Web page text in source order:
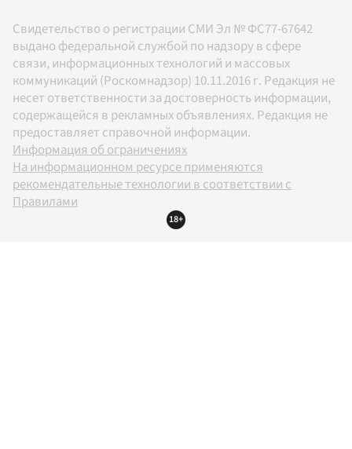
Свидетельство о регистрации СМИ Эл № ФС77-67642
выдано федеральной службой по надзору в сфере
связи, информационных технологий и массовых
коммуникаций (Роскомнадзор) 10.11.2016 г. Редакция не
несет ответственности за достоверность информации,
содержащейся в рекламных объявлениях. Редакция не
предоставляет справочной информации.
Информация об ограничениях
На информационном ресурсе применяются
рекомендательные технологии в соответствии с
Правилами
18+